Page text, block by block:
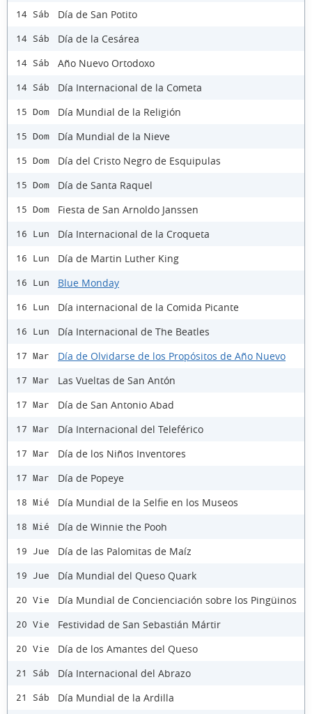
14 Sáb Día de San Potito
14 Sáb Día de la Cesárea
14 Sáb Año Nuevo Ortodoxo
14 Sáb Día Internacional de la Cometa
15 Dom Día Mundial de la Religión
15 Dom Día Mundial de la Nieve
15 Dom Día del Cristo Negro de Esquipulas
15 Dom Día de Santa Raquel
15 Dom Fiesta de San Arnoldo Janssen
16 Lun Día Internacional de la Croqueta
16 Lun Día de Martin Luther King
16 Lun Blue Monday
16 Lun Día internacional de la Comida Picante
16 Lun Día Internacional de The Beatles
17 Mar Día de Olvidarse de los Propósitos de Año Nuevo
17 Mar Las Vueltas de San Antón
17 Mar Día de San Antonio Abad
17 Mar Día Internacional del Teleférico
17 Mar Día de los Niños Inventores
17 Mar Día de Popeye
18 Mié Día Mundial de la Selfie en los Museos
18 Mié Día de Winnie the Pooh
19 Jue Día de las Palomitas de Maíz
19 Jue Día Mundial del Queso Quark
20 Vie Día Mundial de Concienciación sobre los Pingüinos
20 Vie Festividad de San Sebastián Mártir
20 Vie Día de los Amantes del Queso
21 Sáb Día Internacional del Abrazo
21 Sáb Día Mundial de la Ardilla